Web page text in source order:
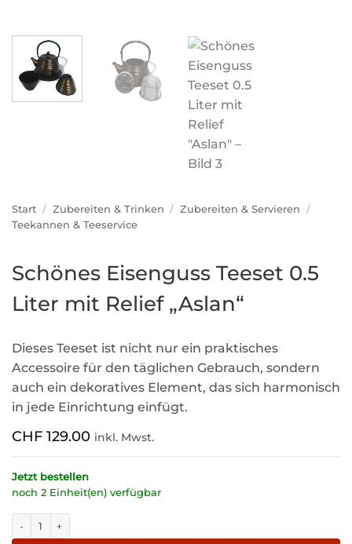
Start / Zubereiten & Trinken / Zubereiten & Servieren
/
Teekannen & Teeservice
Schönes Eisenguss Teeset 0.5
Liter mit Relief „Aslan“
Dieses Teeset ist nicht nur ein praktisches
Accessoire für den täglichen Gebrauch, sondern
auch ein dekoratives Element, das sich harmonisch
in jede Einrichtung einfügt.
CHF 129.00 inkl. Mwst.
Jetzt bestellen
noch 2 Einheit(en) verfügbar